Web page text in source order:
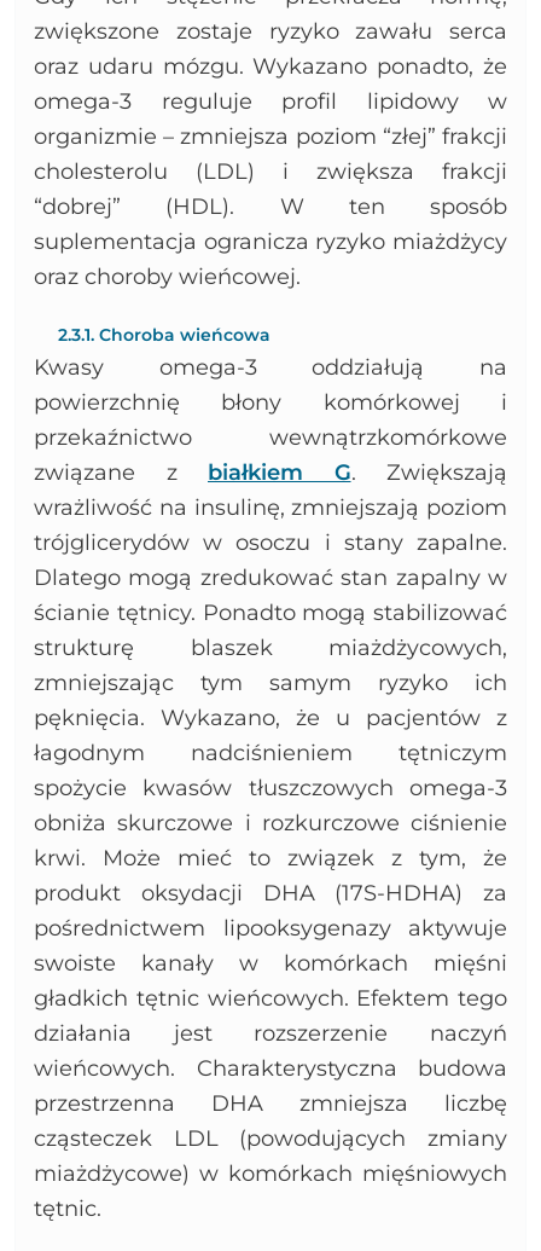
zwiększone zostaje ryzyko zawału serca
oraz udaru mózgu. Wykazano ponadto, że
omega-3 reguluje profil lipidowy w
organizmie – zmniejsza poziom “złej” frakcji
cholesterolu (LDL) i zwiększa frakcji
“dobrej” (HDL). W ten sposób
suplementacja ogranicza ryzyko miażdżycy
oraz choroby wieńcowej.
2.3.1. Choroba wieńcowa
Kwasy omega-3 oddziałują na
powierzchnię błony komórkowej i
przekaźnictwo wewnątrzkomórkowe
związane z białkiem G. Zwiększają
wrażliwość na insulinę, zmniejszają poziom
trójglicerydów w osoczu i stany zapalne.
Dlatego mogą zredukować stan zapalny w
ścianie tętnicy. Ponadto mogą stabilizować
strukturę blaszek miażdżycowych,
zmniejszając tym samym ryzyko ich
pęknięcia. Wykazano, że u pacjentów z
łagodnym nadciśnieniem tętniczym
spożycie kwasów tłuszczowych omega-3
obniża skurczowe i rozkurczowe ciśnienie
krwi. Może mieć to związek z tym, że
produkt oksydacji DHA (17S-HDHA) za
pośrednictwem lipooksygenazy aktywuje
swoiste kanały w komórkach mięśni
gładkich tętnic wieńcowych. Efektem tego
działania jest rozszerzenie naczyń
wieńcowych. Charakterystyczna budowa
przestrzenna DHA zmniejsza liczbę
cząsteczek LDL (powodujących zmiany
miażdżycowe) w komórkach mięśniowych
tętnic.